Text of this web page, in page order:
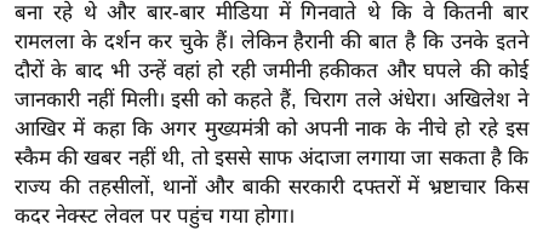
न
ज
ग
त
बॉ
ली
वु
बना रहे थे और बार-बार मीडिया में गिनवाते थे कि वे कितनी बार
रामलला के दर्शन कर चुके हैं। लेकिन हैरानी की बात है कि उनके इतने
दौरों के बाद भी उन्हें वहां हो रही जमीनी हकीकत और घपले की कोई
जानकारी नहीं मिली। इसी को कहते हैं, चिराग तले अंधेरा। अखिलेश ने
आखिर में कहा कि अगर मुख्यमंत्री को अपनी नाक के नीचे हो रहे इस
स्कैम की खबर नहीं थी, तो इससे साफ अंदाजा लगाया जा सकता है कि
राज्य की तहसीलों, थानों और बाकी सरकारी दफ्तरों में भ्रष्टाचार किस
कदर नेक्स्ट लेवल पर पहुंच गया होगा।